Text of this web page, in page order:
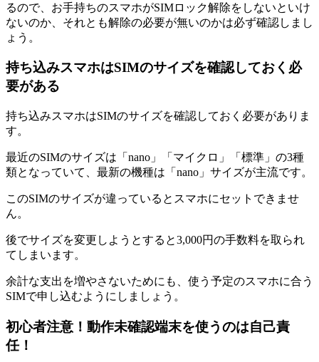
るので、お手持ちのスマホがSIMロック解除をしないといけ
ないのか、それとも解除の必要が無いのかは必ず確認しまし
ょう。
持ち込みスマホはSIMのサイズを確認しておく必
要がある
持ち込みスマホはSIMのサイズを確認しておく必要がありま
す。
最近のSIMのサイズは「nano」「マイクロ」「標準」の3種
類となっていて、最新の機種は「nano」サイズが主流です。
このSIMのサイズが違っているとスマホにセットできませ
ん。
後でサイズを変更しようとすると3,000円の手数料を取られ
てしまいます。
余計な支出を増やさないためにも、使う予定のスマホに合う
SIMで申し込むようにしましょう。
初心者注意！動作未確認端末を使うのは自己責
任！